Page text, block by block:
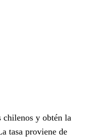
chilenos y obtén la
tasa proviene de